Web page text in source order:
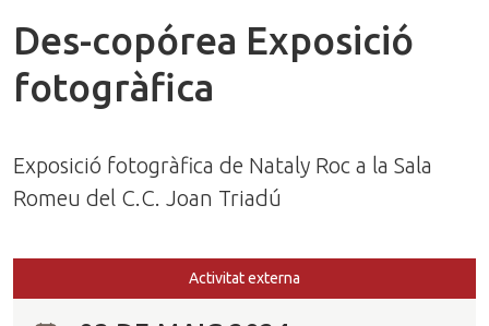
Des-copórea Exposició
fotogràfica
Exposició fotogràfica de Nataly Roc a la Sala
Romeu del C.C. Joan Triadú
Activitat externa